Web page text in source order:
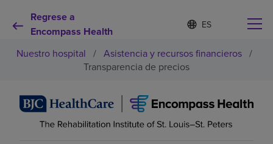
Regrese a
Encompass Health
Lista
de
contraída
d
o
m
e
l
e
Por qué debe elegirnos
Nuestro hospital / Asistencia y recursos financieros /
Transparencia de precios